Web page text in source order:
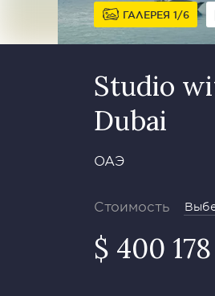
ГАЛЕРЕЯ 1 6
Studio
Dubai
ОАЭ
Стоимость
$ 400